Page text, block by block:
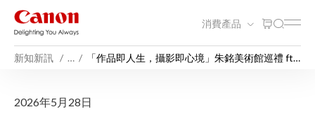
消費產品
新知新訊 …
「作品即人生，攝影即心境」朱銘美術館巡禮 ft.
「作品即人生，攝影即心境
2026年5月28日